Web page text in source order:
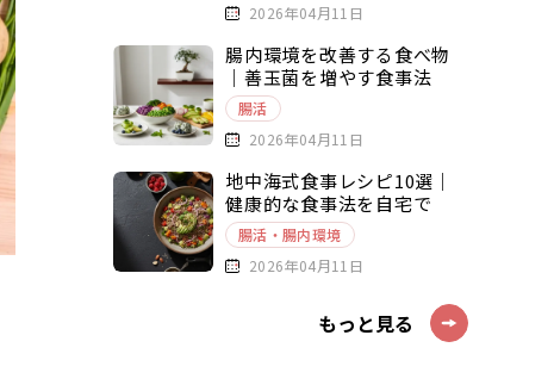
2026年04月11日
腸内環境を改善する食べ物
｜善玉菌を増やす食事法
腸活
2026年04月11日
地中海式食事レシピ10選｜
健康的な食事法を自宅で
腸活・腸内環境
2026年04月11日
もっと見る